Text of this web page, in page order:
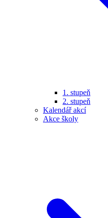
1. stupeň
2. stupeň
Kalendář akcí
Akce školy